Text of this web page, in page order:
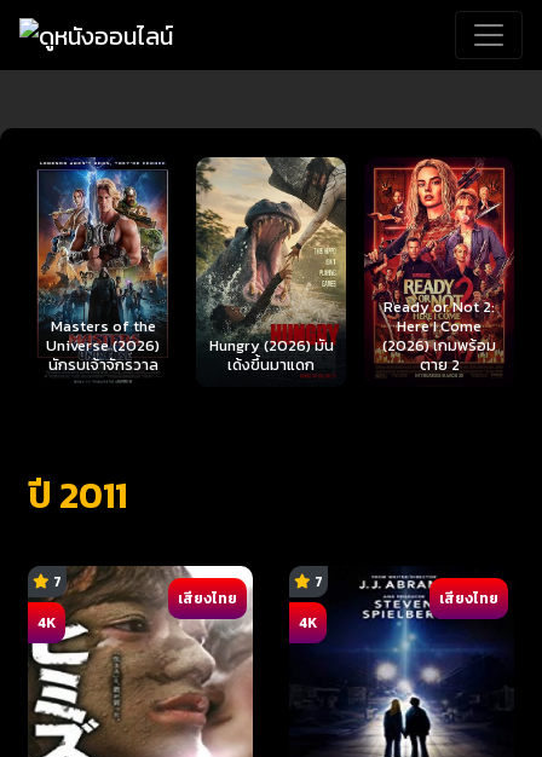
Hungry (2026) มัน
เด้งขึ้นมาแดก
Ready or Not 2:
Here I Come
(2026) เกมพร้อม
ตาย 2
Scary Movie 6
(2026) ยำหนังจี้ 6
ปี 2011
7
4K
เสียงไทย
7
4K
เสียงไทย